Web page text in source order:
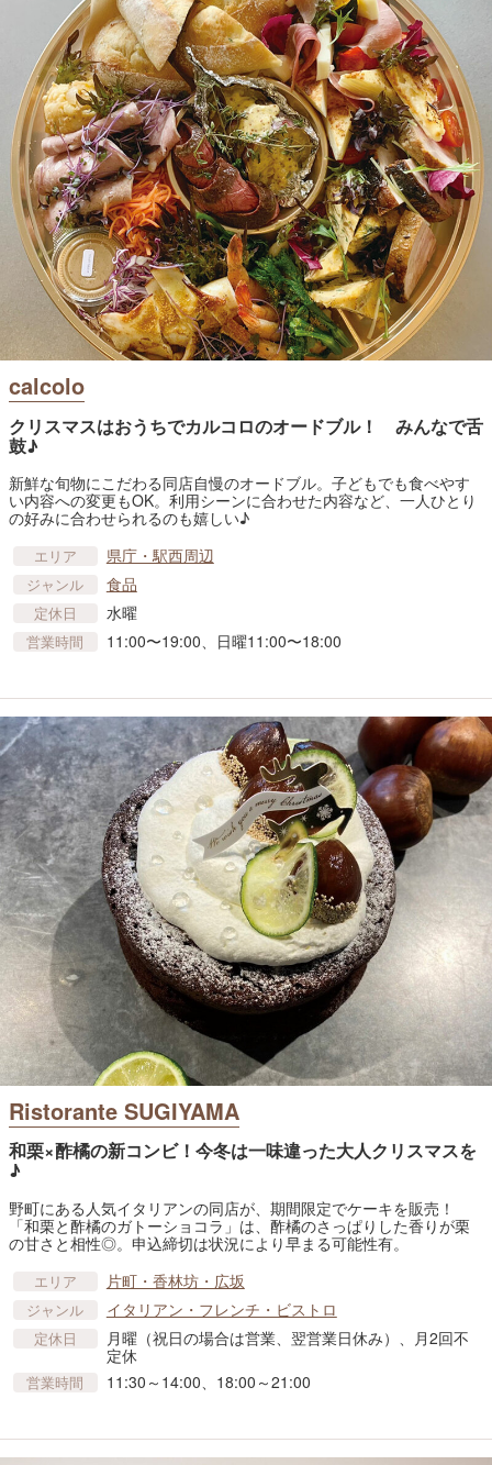
calcolo
クリスマスはおうちでカルコロのオードブル！ みんなで舌
鼓♪
新鮮な旬物にこだわる同店自慢のオードブル。子どもでも食べやす
い内容への変更もOK。利用シーンに合わせた内容など、一人ひとり
の好みに合わせられるのも嬉しい♪
エリア 県庁・駅西周辺
ジャンル 食品
定休日 ⽔曜
営業時間 11:00〜19:00、日曜11:00〜18:00
Ristorante SUGIYAMA
和栗×酢橘の新コンビ！今冬は一味違った大人クリスマスを
♪
野町にある人気イタリアンの同店が、期間限定でケーキを販売！
「和栗と酢橘のガトーショコラ」は、酢橘のさっぱりした香りが栗
の甘さと相性◎。申込締切は状況により早まる可能性有。
エリア 片町・香林坊・広坂
ジャンル イタリアン・フレンチ・ビストロ
定休日
月曜（祝日の場合は営業、翌営業日休み）、月2回不
定休
営業時間 11:30～14:00、18:00～21:00